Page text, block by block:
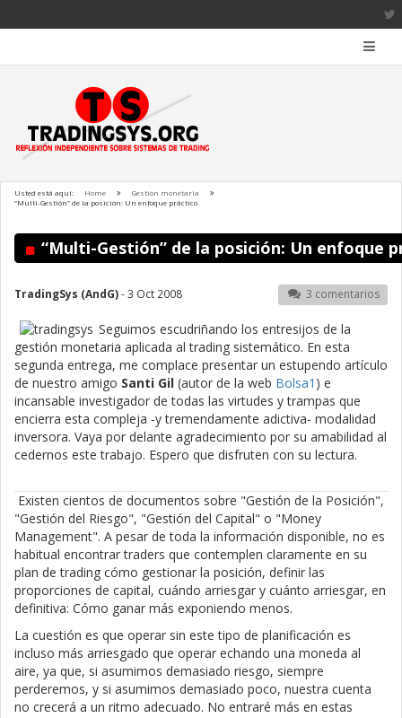
Usted está aquí: Home
Gestión monetaria
“Multi-Gestión” de la posición: Un enfoque práctico.
“Multi-Gestión” de la posición: Un enfoque
TradingSys (AndG)- 3 Oct 2008 3 comentarios
Seguimos escudriñando los entresijos de la
gestión monetaria aplicada al trading sistemático. En esta
segunda entrega, me complace presentar un estupendo artículo
de nuestro amigo Santi Gil (autor de la web Bolsa1 ) e
incansable investigador de todas las virtudes y trampas que
encierra esta compleja -y tremendamente adictiva- modalidad
inversora. Vaya por delante agradecimiento por su amabilidad al
cedernos este trabajo. Espero que disfruten con su lectura.
Existen cientos de documentos sobre "Gestión de la Posición",
"Gestión del Riesgo", "Gestión del Capital" o "Money
Management". A pesar de toda la información disponible, no es
habitual encontrar traders que contemplen claramente en su
plan de trading cómo gestionar la posición, definir las
proporciones de capital, cuándo arriesgar y cuánto arriesgar, en
definitiva: Cómo ganar más exponiendo menos.
La cuestión es que operar sin este tipo de planificación es
incluso más arriesgado que operar echando una moneda al
aire, ya que, si asumimos demasiado riesgo, siempre
perderemos, y si asumimos demasiado poco, nuestra cuenta
no crecerá a un ritmo adecuado. No entraré más en estas